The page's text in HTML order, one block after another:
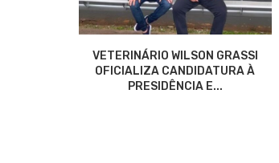
VETERINÁRIO WILSON GRASSI
OFICIALIZA CANDIDATURA À
PRESIDÊNCIA E...